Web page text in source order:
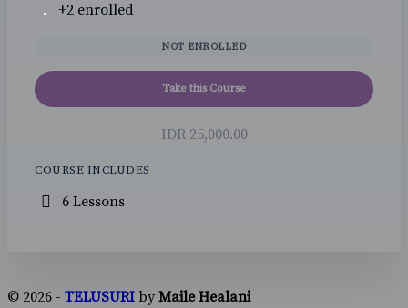
+2 enrolled
NOT ENROLLED
Take this Course
IDR 25,000.00
COURSE INCLUDES
6 Lessons
© 2026 - TELUSURI by Maile Healani